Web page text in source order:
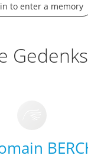
to enter a memory